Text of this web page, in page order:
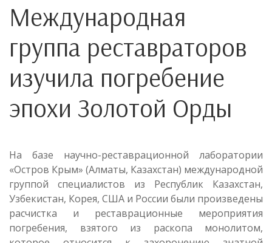
Международная
группа реставраторов
изучила погребение
эпохи Золотой Орды
На базе научно-реставрационной лаборатории
«Остров Крым» (Алматы, Казахстан) международной
группой специалистов из Республик Казахстан,
Узбекистан, Корея, США и России были произведены
расчистка и реставрационные мероприятия
погребения, взятого из раскопа монолитом,